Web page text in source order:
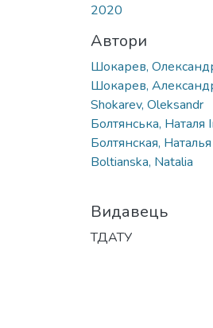
2020
Автори
Шокарев,
Шокарев,
Shokarev, Oleksandr
Болтянська, Наталя
Болтянская,
Boltianska, Natalia
Видавець
ТДАТУ